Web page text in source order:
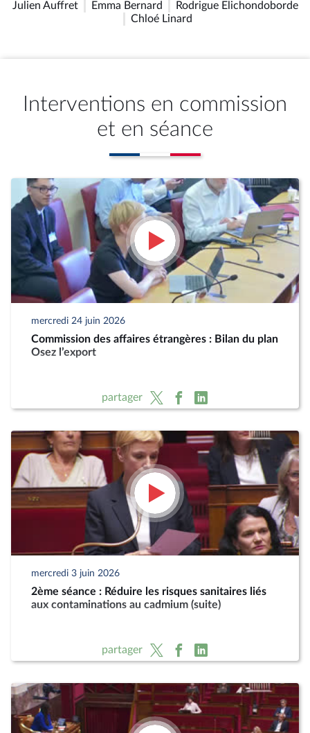
Julien Auffret Emma Bernard
Rodrigue Elichondoborde
Chloé Linard
Interventions en commission
et en séance
mercredi 24 juin 2026
Commission des affaires étrangères : Bilan du plan
Osez l’export
partager
mercredi 3 juin 2026
2ème séance : Réduire les risques sanitaires liés
aux contaminations au cadmium (suite)
partager